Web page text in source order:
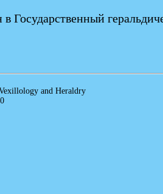
в Государственный
and Heraldry